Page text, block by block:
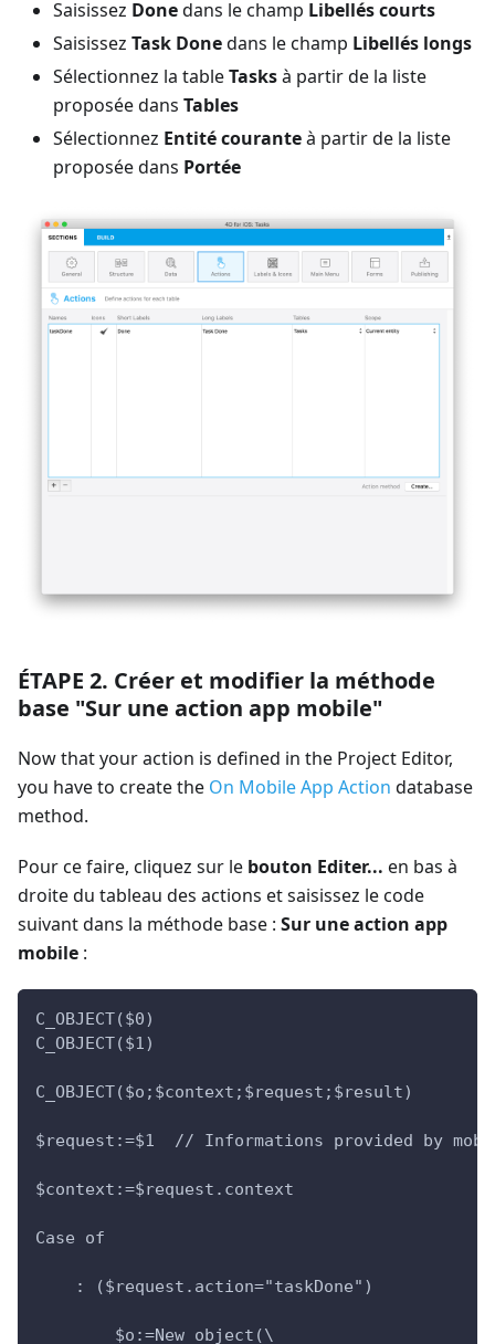
Saisissez Donedans le champ Libellés courts
Saisissez Task Donedans le champ Libellés longs
Sélectionnez la tableTasksà partir de la liste
proposée dans Tables
Sélectionnez Entité couranteà partir de la liste
proposée dans Portée
ÉTAPE 2. Créer et modifier la méthode
base "Sur une action app mobile"
Now that your action is defined in the Project Editor,
you have to create the On Mobile App Action database
method.
Pour ce faire, cliquez sur le bouton Editer... en bas à
droite du tableau des actions et saisissez le code
suivant dans la méthode base : Sur une action app
mobile :
C_OBJECT($0)
C_OBJECT($1)
C_OBJECT($o;$context;$request;$result)
$request:=$1  // Informations provided by
$context:=$request.context
Case of
    : ($request.action="taskDone")
        $o:=New object(\